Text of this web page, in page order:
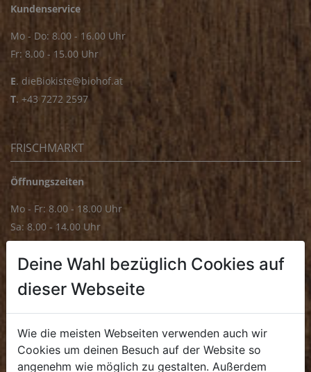
Kundenservice
Mo - Do: 8.00 - 16.00 Uhr
Fr: 8.00 - 15.00 Uhr
E. dieBiokiste@biohof.at
T. +43 7272 2597
FRISCHMARKT
Öffnungszeiten
Mo - Fr: 8.00 - 18.00 Uhr
Sa: 8.00 - 14.00 Uhr
Mo - Fr: 8.00 - 16.00 Uhr
. +43 7272 4859 70
Deine Wahl bezüglich Cookies auf
dieser Webseite
Wie die meisten Webseiten verwenden auch wir
Cookies um deinen Besuch auf der Website so
angenehm wie möglich zu gestalten. Außerdem